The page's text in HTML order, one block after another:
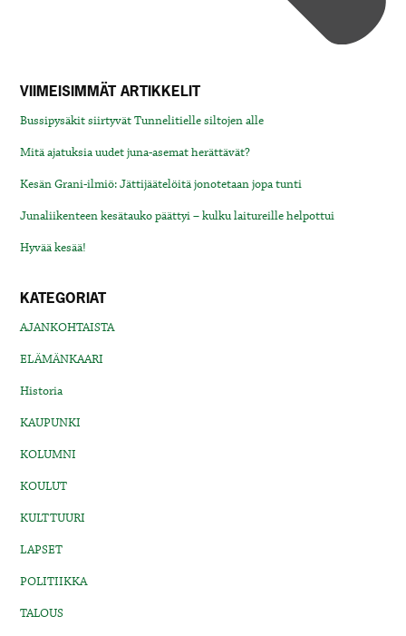
VIIMEISIMMÄT ARTIKKELIT
Bussipysäkit siirtyvät Tunnelitielle siltojen alle
Mitä ajatuksia uudet juna-asemat herättävät?
Kesän Grani-ilmiö: Jättijäätelöitä jonotetaan jopa tunti
Junaliikenteen kesätauko päättyi – kulku laitureille helpottui
Hyvää kesää!
KATEGORIAT
AJANKOHTAISTA
ELÄMÄNKAARI
Historia
KAUPUNKI
KOLUMNI
KOULUT
KULTTUURI
LAPSET
POLITIIKKA
TALOUS